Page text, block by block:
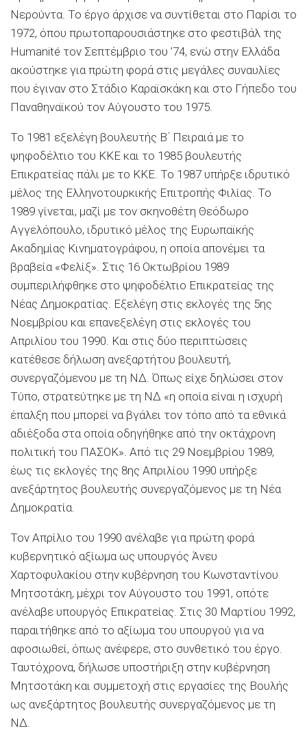
Νερούντα. Το έργο άρχισε να συντίθεται στο Παρίσι το
1972, όπου πρωτοπαρουσιάστηκε στο φεστιβάλ της
Humanité τον Σεπτέμβριο του ’74, ενώ στην Ελλάδα
ακούστηκε για πρώτη φορά στις μεγάλες συναυλίες
που έγιναν στο Στάδιο Καραϊσκάκη και στο Γήπεδο του
Παναθηναϊκού τον Αύγουστο του 1975.
Το 1981 εξελέγη βουλευτής Β΄ Πειραιά με το
ψηφοδέλτιο του ΚΚΕ και το 1985 βουλευτής
Επικρατείας πάλι με το ΚΚΕ. Το 1987 υπήρξε ιδρυτικό
μέλος της Ελληνοτουρκικής Επιτροπής Φιλίας. Το
1989 γίνεται, μαζί με τον σκηνοθέτη Θεόδωρο
Αγγελόπουλο, ιδρυτικό μέλος της Ευρωπαϊκής
Ακαδημίας Κινηματογράφου, η οποία απονέμει τα
βραβεία «Φελίξ». Στις 16 Οκτωβρίου 1989
συμπεριλήφθηκε στο ψηφοδέλτιο Επικρατείας της
Νέας Δημοκρατίας. Εξελέγη στις εκλογές της 5ης
Νοεμβρίου και επανεξελέγη στις εκλογές του
Απριλίου του 1990. Και στις δύο περιπτώσεις
κατέθεσε δήλωση ανεξαρτήτου βουλευτή,
συνεργαζόμενου με τη ΝΔ. Όπως είχε δηλώσει στον
Τύπο, στρατεύτηκε με τη ΝΔ «η οποία είναι η ισχυρή
έπαλξη που μπορεί να βγάλει τον τόπο από τα εθνικά
αδιέξοδα στα οποία οδηγήθηκε από την οκτάχρονη
πολιτική του ΠΑΣΟΚ». Από τις 29 Νοεμβρίου 1989,
έως τις εκλογές της 8ης Απριλίου 1990 υπήρξε
ανεξάρτητος βουλευτής συνεργαζόμενος με τη Νέα
Δημοκρατία.
Τον Απρίλιο του 1990 ανέλαβε για πρώτη φορά
κυβερνητικό αξίωμα ως υπουργός Άνευ
Χαρτοφυλακίου στην κυβέρνηση του Κωνσταντίνου
Μητσοτάκη, μέχρι τον Αύγουστο του 1991, οπότε
ανέλαβε υπουργός Επικρατείας. Στις 30 Μαρτίου 1992,
παραιτήθηκε από το αξίωμα του υπουργού για να
αφοσιωθεί, όπως ανέφερε, στο συνθετικό του έργο.
Ταυτόχρονα, δήλωσε υποστήριξη στην κυβέρνηση
Μητσοτάκη και συμμετοχή στις εργασίες της Βουλής
ως ανεξάρτητος βουλευτής συνεργαζόμενος με τη
ΝΔ.